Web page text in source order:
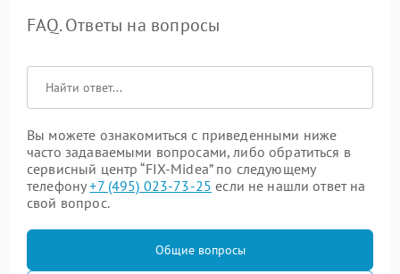
FAQ. Ответы на вопросы
Вы можете ознакомиться с приведенными ниже
часто задаваемыми вопросами, либо обратиться в
сервисный центр “FIX-Midea” по следующему
телефону+7 (495) 023-73-25 если не нашли ответ на
свой вопрос.
Общие вопросы